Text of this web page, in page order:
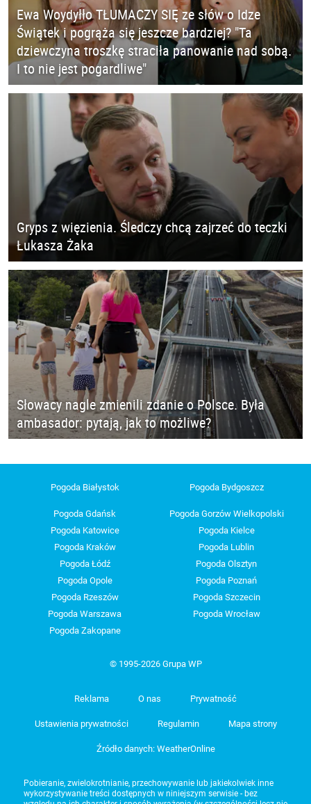
Ewa Woydyłło TŁUMACZY SIĘ ze słów o Idze
Świątek i pogrąża się jeszcze bardziej? "Ta
dziewczyna troszkę straciła panowanie nad sobą.
I to nie jest pogardliwe"
Gryps z więzienia. Śledczy chcą zajrzeć do teczki
Łukasza Żaka
Słowacy nagle zmienili zdanie o Polsce. Była
ambasador: pytają, jak to możliwe?
Pogoda Białystok Pogoda Bydgoszcz
Pogoda Gdańsk
Pogoda Gorzów Wielkopolski
Pogoda Katowice
Pogoda Kielce
Pogoda Kraków
Pogoda Lublin
Pogoda Łódź
Pogoda Olsztyn
Pogoda Opole
Pogoda Poznań
Pogoda Rzeszów
Pogoda Szczecin
Pogoda Warszawa
Pogoda Wrocław
Pogoda Zakopane
© 1995-2026 Grupa WP
Reklama O nas Prywatność
Ustawienia prywatności Regulamin Mapa strony
Źródło danych: WeatherOnline
Pobieranie, zwielokrotnianie, przechowywanie lub jakiekolwiek inne
wykorzystywanie treści dostępnych w niniejszym serwisie - bez